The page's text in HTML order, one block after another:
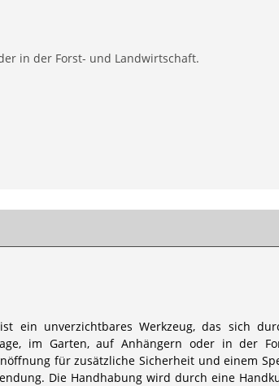
in der Forst- und Landwirtschaft.
ein unverzichtbares Werkzeug, das sich
im Garten, auf Anhängern oder in der
für zusätzliche Sicherheit und einem
Die Handhabung wird durch eine